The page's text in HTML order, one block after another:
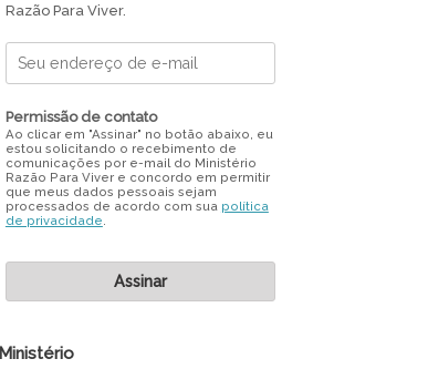
Razão Para Viver.
Permissão de contato
Ao clicar em "Assinar" no botão abaixo, eu
estou solicitando o recebimento de
comunicações por e-mail do Ministério
Razão Para Viver e concordo em permitir
que meus dados pessoais sejam
processados de acordo com sua política
de privacidade
Ministério